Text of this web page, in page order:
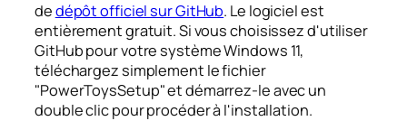
dedépôt officiel sur GitHub. Le logiciel est
entièrement gratuit. Si vous choisissez d'utiliser
GitHub pour votre système Windows 11,
téléchargez simplement le fichier
"PowerToysSetup" et démarrez-le avec un
double clic pour procéder à l'installation.